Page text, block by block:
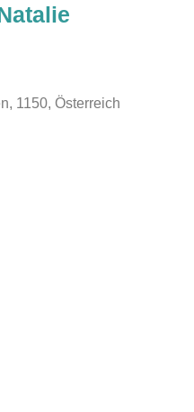
1150, Österreich